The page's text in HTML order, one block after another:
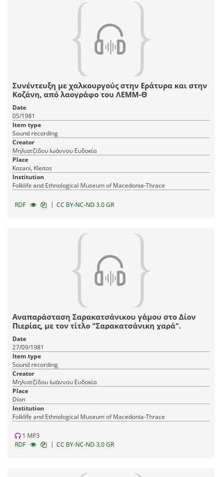
Συνέντευξη με χαλκουργούς στην Εράτυρα και στην
Κοζάνη, από λαογράφο του ΛΕΜΜ-Θ
Date
05/1981
Item type
Sound recording
Creator
Μηλιατζίδου Ιωάννου Ευδοκία
Place
Kozani, Kleitos
Institution
Fοlklife and Ethnological Museum of Macedonia-Thrace
RDF | CC BY-NC-ND 3.0 GR
Αναπαράσταση Σαρακατσάνικου γάμου στο Δίον
Πιερίας, με τον τίτλο "Σαρακατσάνικη χαρά".
Date
27/09/1981
Item type
Sound recording
Creator
Μηλιατζίδου Ιωάννου Ευδοκία
Place
Díon
Institution
Fοlklife and Ethnological Museum of Macedonia-Thrace
1 MP3
RDF
| CC BY-NC-ND 3.0 GR